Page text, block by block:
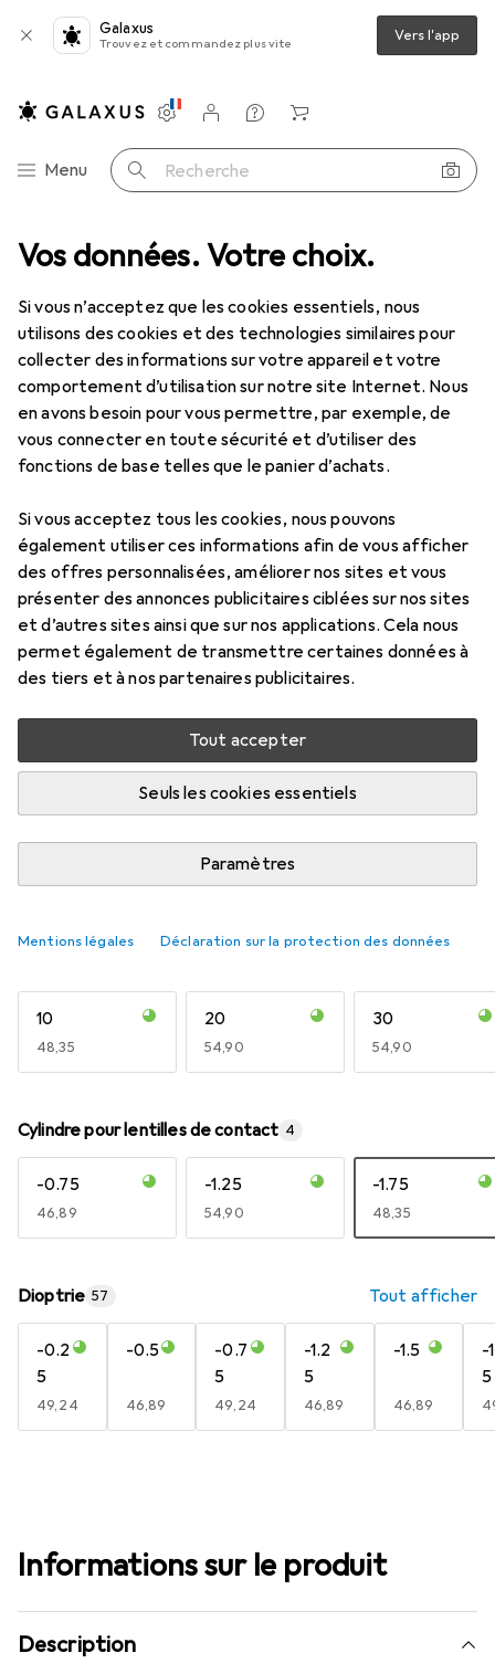
Vos données. Votre choix.
Si vous n’acceptez que les cookies essentiels, nous
utilisons des cookies et des technologies similaires pour
collecter des informations sur votre appareil et votre
comportement d’utilisation sur notre site Internet. Nous
en avons besoin pour vous permettre, par exemple, de
vous connecter en toute sécurité et d’utiliser des
fonctions de base telles que le panier d’achats.
Si vous acceptez tous les cookies, nous pouvons
également utiliser ces informations afin de vous afficher
des offres personnalisées, améliorer nos sites et vous
présenter des annonces publicitaires ciblées sur nos sites
et d’autres sites ainsi que sur nos applications. Cela nous
permet également de transmettre certaines données à
des tiers et à nos partenaires publicitaires.
Tout accepter
Seuls les cookies essentiels
Paramètres
Mentions légales Déclaration sur la protection des données
Galaxus
Trouvez et commandez plus vite Vers l'app
Navigation par catégorie
Menu Recherche
Paramètres
Compte client
Listes de comparaison
Listes d'envies
Panier
de contact Air Optix plus HydraGlyde pour l'astigmatisme
Air Optixplus HydraGlyde pour
l'astigmatisme
Prix en EUR TVA incl.
EUR
48,35 EUR
8,06/1pcs
Livré entre lun, 17/8 et mer, 19/8
Ajouter au panier
livraison gratuite
10
EUR
48,35
20
EUR
54,90
30
EUR
54,90
Cylindre pour lentilles de contact 4
-0.75
EUR
46,89
-1.25
EUR
54,90
-1.75
EUR
48,35
Dioptrie 57 Tout afficher
-0.2
5
EUR
49,24
-0.5
EUR
46,89
-0.7
5
EUR
49,24
-1.2
5
EUR
46,89
-1.5
EUR
46,89
-
5
Informations sur le produit
Description